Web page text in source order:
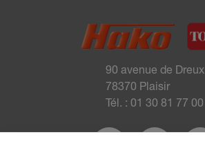
90 avenue de Dreux
78370 Plaisir
Tél. : 01 30 81 77 00